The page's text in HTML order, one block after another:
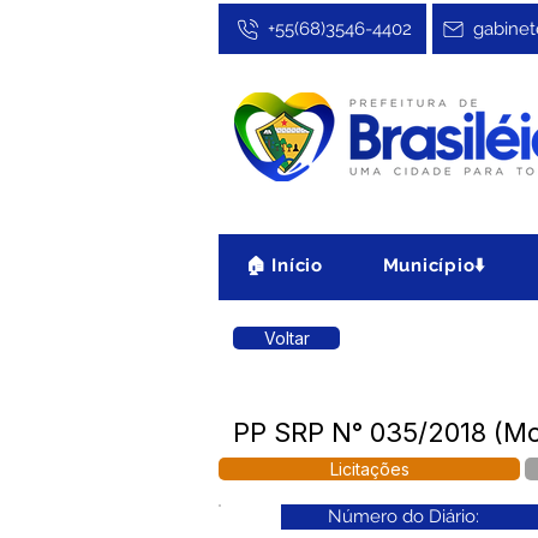
+55(68)3546-4402
🏠 Início Município⬇️
Voltar
PP SRP N° 035/2018
Licitações
Número do Diário: